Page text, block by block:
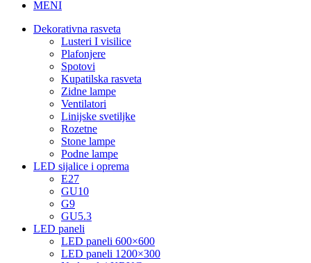
MENI
Dekorativna rasveta
Lusteri I visilice
Plafonjere
Spotovi
Kupatilska rasveta
Zidne lampe
Ventilatori
Linijske svetiljke
Rozetne
Stone lampe
Podne lampe
LED sijalice i oprema
E27
GU10
G9
GU5.3
LED paneli
LED paneli 600×600
LED paneli 1200×300